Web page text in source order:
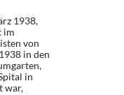
1938,
im
von
in den
in
war,